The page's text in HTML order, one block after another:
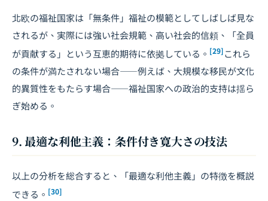
北欧の福祉国家は「無条件」福祉の模範としてしばしば見な
されるが、実際には強い社会規範、高い社会的信頼、「全員
が貢献する」という互恵的期待に依拠している。 [29]これら
の条件が満たされない場合――例えば、大規模な移民が文化
的異質性をもたらす場合――福祉国家への政治的支持は揺ら
ぎ始める。
9. 最適な利他主義：条件付き寛大さの技法
以上の分析を総合すると、「最適な利他主義」の特徴を概説
できる。 [30]